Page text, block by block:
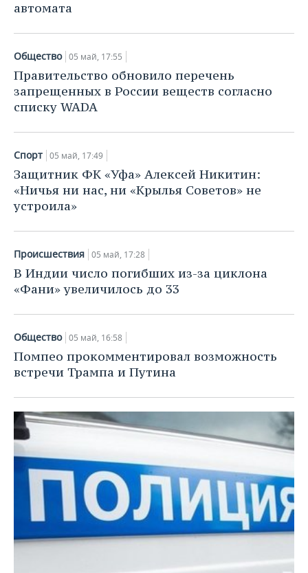
автомата
Общество 05 май, 17:55
Правительство обновило перечень
запрещенных в России веществ согласно
списку WADA
Спорт 05 май, 17:49
Защитник ФК «Уфа» Алексей Никитин:
«Ничья ни нас, ни «Крылья Советов» не
устроила»
Происшествия 05 май, 17:28
В Индии число погибших из-за циклона
«Фани» увеличилось до 33
Общество 05 май, 16:58
Помпео прокомментировал возможность
встречи Трампа и Путина